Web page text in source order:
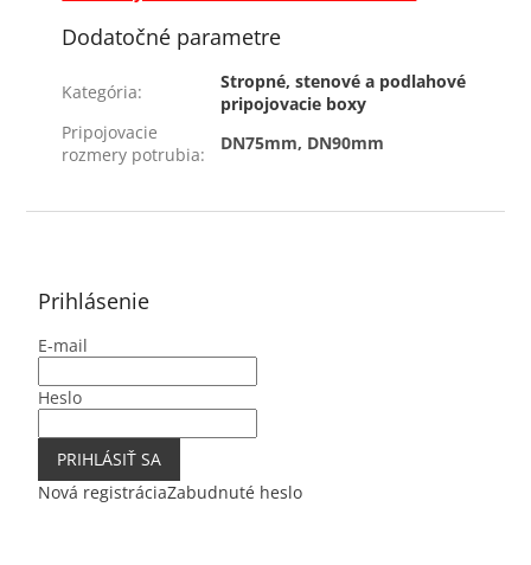
Dodatočné parametre
Kategória:
Stropné, stenové a podlahové
pripojovacie boxy
Pripojovacie
rozmery potrubia:
DN75mm, DN90mm
Prihlásenie
E-mail
Heslo
PRIHLÁSIŤ SA
Nová registráciaZabudnuté heslo